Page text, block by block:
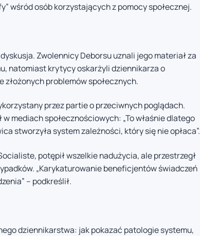
wśród osób korzystających z pomocy społecznej.
Zwolennicy Deborsu uznali jego materiał za
natomiast krytycy oskarżyli dziennikarza o
problemów społecznych.
przez partie o przeciwnych poglądach.
mediach społecznościowych: „To właśnie dlatego
stworzyła system zależności, który się nie opłaca”.
potępił wszelkie nadużycia, ale przestrzegł
„Karykaturowanie beneficjentów świadczeń
– podkreślił.
dziennikarstwa: jak pokazać patologie systemu,